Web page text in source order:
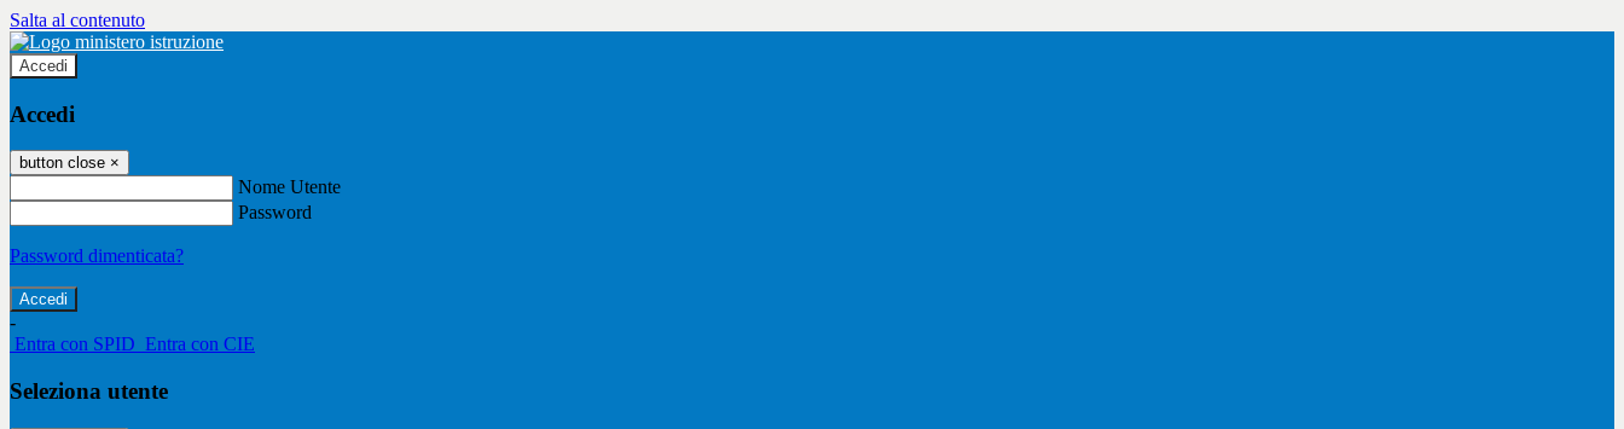
Salta al contenuto
Accedi
Accedi
button close ×
Nome Utente
Password
Password dimenticata?
-
Entra con SPID Entra con CIE
Seleziona utente